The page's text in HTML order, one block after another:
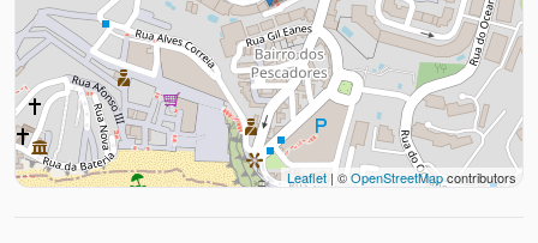
Leaflet | ©OpenStreetMapcontributors